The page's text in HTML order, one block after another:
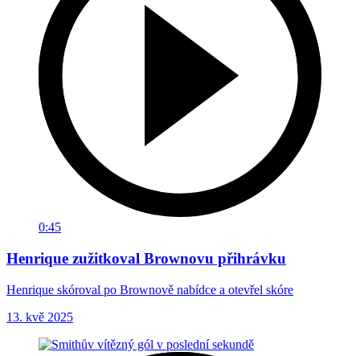
0:45
Henrique zužitkoval Brownovu přihrávku
Henrique skóroval po Brownově nabídce a otevřel skóre
13. kvě 2025